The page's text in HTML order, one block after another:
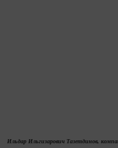
Ильдар Ильгизарович Тазетдинов,